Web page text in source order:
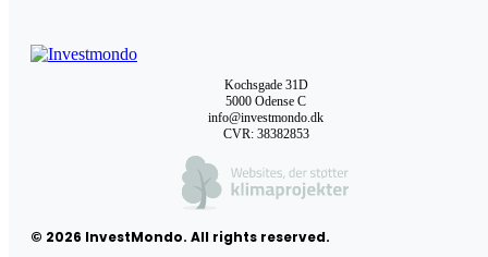
Kochsgade 31D
5000 Odense C
info@investmondo.dk
CVR: 38382853
© 2026 InvestMondo. All rights reserved.